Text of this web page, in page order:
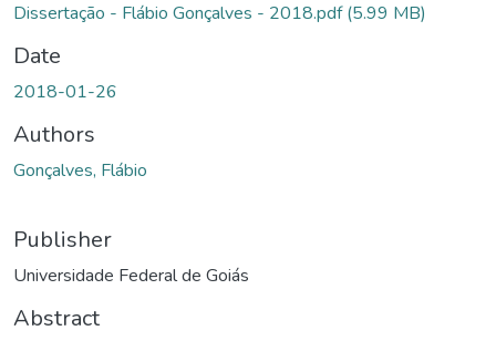
Dissertação - Flábio Gonçalves - 2018.pdf(5.99 MB)
Date
2018-01-26
Authors
Gonçalves, Flábio
Publisher
Universidade Federal de Goiás
Abstract